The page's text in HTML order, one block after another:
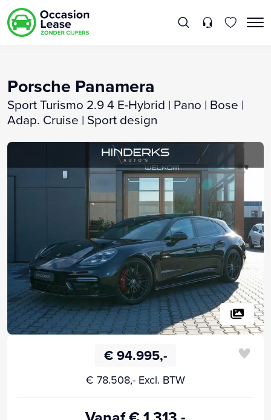
Porsche Panamera
Sport Turismo 2.9 4 E-Hybrid | Pano | Bose |
Adap. Cruise | Sport design
€ 94.995,-
€ 78.508,- Excl. BTW